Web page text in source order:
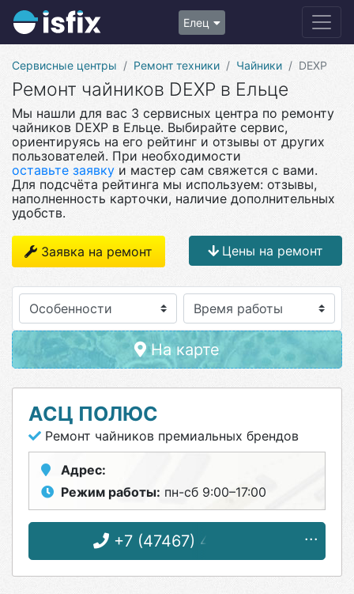
Елец
Сервисные центры Ремонт техники Чайники DEXP
Ремонт чайников DEXP в Ельце
Мы нашли для вас 3 сервисных центра по ремонту
чайников DEXP в Ельце. Выбирайте сервис,
ориентируясь на его рейтинг и отзывы от других
пользователей. При необходимости
оставьте заявку и мастер сам свяжется с вами.
Для подсчёта рейтинга мы используем: отзывы,
наполненность карточки, наличие дополнительных
удобств.
Заявка на ремонт Цены на ремонт
Особенности
На карте
АСЦ ПОЛЮС
Ремонт чайников премиальных брендов
Адрес:
Режим работы: пн-сб 9:00–17:00
+7 (47467) 4-12-08